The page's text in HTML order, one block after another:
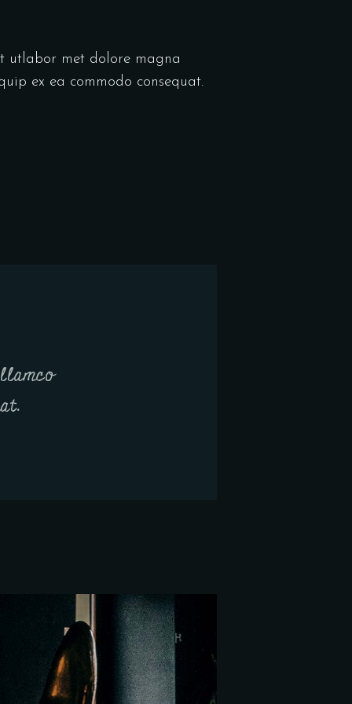
ou
diminuer
utlabor met dolore magna
ex ea commodo consequat.